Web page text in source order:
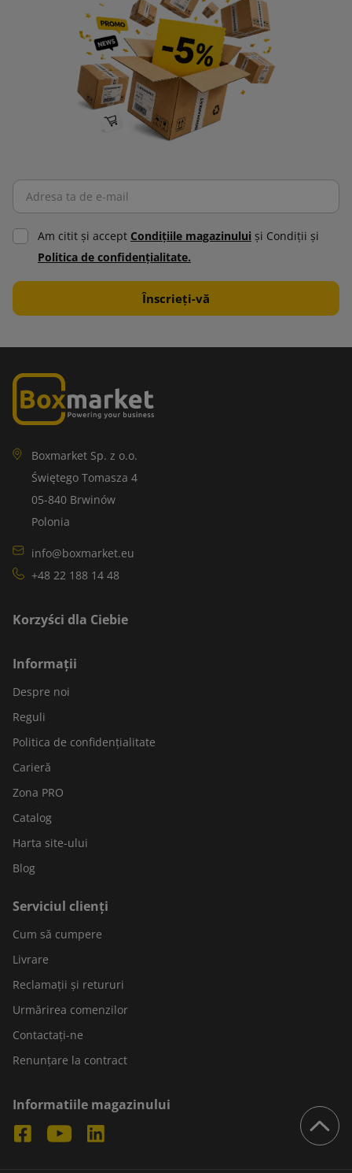
Am citit şi accept Condiţiile magazinului şi Condiţii şi
Politica de confidenţialitate.
Boxmarket Sp. z o.o.
Świętego Tomasza 4
05-840 Brwinów
Polonia
info@boxmarket.eu
+48 22 188 14 48
Korzyści dla Ciebie
Informații
Despre noi
Reguli
Politica de confidențialitate
Carieră
Zona PRO
Catalog
Harta site-ului
Blog
Serviciul clienți
Cum să cumpere
Livrare
Reclamații și retururi
Urmărirea comenzilor
Contactați-ne
Renunțare la contract
Informatiile magazinului